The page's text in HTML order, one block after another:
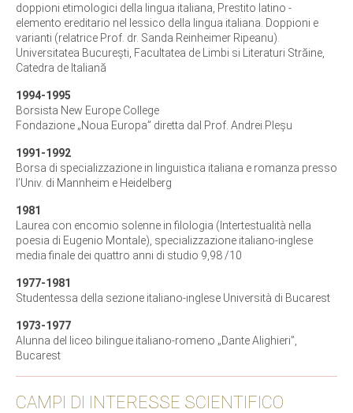
doppioni etimologici della lingua italiana, Prestito latino -
elemento ereditario nel lessico della lingua italiana. Doppioni e
varianti (relatrice Prof. dr. Sanda Reinheimer Ripeanu).
Universitatea București, Facultatea de Limbi si Literaturi Străine,
Catedra de Italiană
1994-1995
Borsista New Europe College
Fondazione „Noua Europa” diretta dal Prof. Andrei Pleșu
1991-1992
Borsa di specializzazione in linguistica italiana e romanza presso
l’Univ. di Mannheim e Heidelberg
1981
Laurea con encomio solenne in filologia (Intertestualità nella
poesia di Eugenio Montale), specializzazione italiano-inglese
media finale dei quattro anni di studio 9,98 /10
1977-1981
Studentessa della sezione italiano-inglese Università di Bucarest
1973-1977
Alunna del liceo bilingue italiano-romeno „Dante Alighieri”,
Bucarest
CAMPI DI INTERESSE SCIENTIFICO